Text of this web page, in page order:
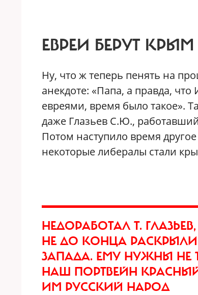
ЕВРЕИ БЕРУТ КРЫМ
Ну, что ж теперь пенять на
анекдоте: «Папа, а правда,
евреями, время было такое».
даже Глазьев С.Ю.,
Потом наступило время
некоторые либералы стали
НЕДОРАБОТАЛ Т.
НЕ ДО КОНЦА
ЗАПАДА. ЕМУ НУЖНЫ
НАШ ПОРТВЕЙН
ИМ РУССКИЙ НАРОД